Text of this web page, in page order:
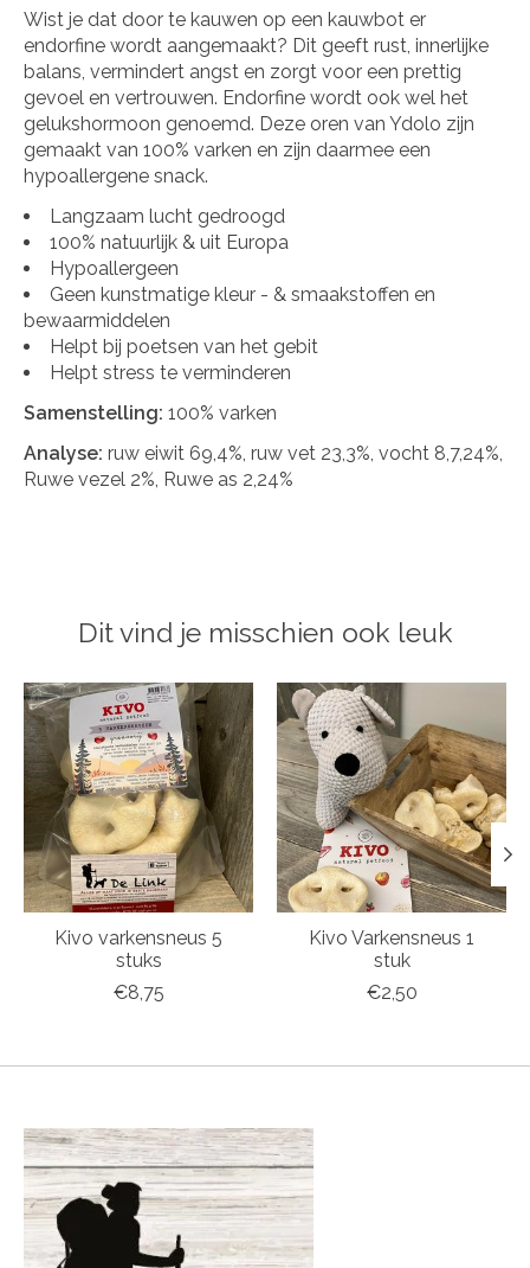
Wist je dat door te kauwen op een kauwbot er
endorfine wordt aangemaakt? Dit geeft rust, innerlijke
balans, vermindert angst en zorgt voor een prettig
gevoel en vertrouwen. Endorfine wordt ook wel het
gelukshormoon genoemd. Deze oren van Ydolo zijn
gemaakt van 100% varken en zijn daarmee een
hypoallergene snack.
Langzaam lucht gedroogd
100% natuurlijk & uit Europa
Hypoallergeen
Geen kunstmatige kleur - & smaakstoffen en
bewaarmiddelen
Helpt bij poetsen van het gebit
Helpt stress te verminderen
Samenstelling: 100% varken
Analyse: ruw eiwit 69,4%, ruw vet 23,3%, vocht 8,7,24%,
Ruwe vezel 2%, Ruwe as 2,24%
Dit vind je misschien ook leuk
Items van productcarrousel
Kivo varkensneus 5
stuks
€8,75
Kivo Varkensneus 1
stuk
€2,50